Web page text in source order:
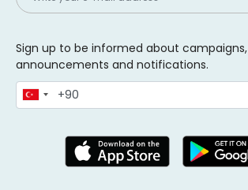
Sign up to be informed about campaigns,
announcements and notifications.